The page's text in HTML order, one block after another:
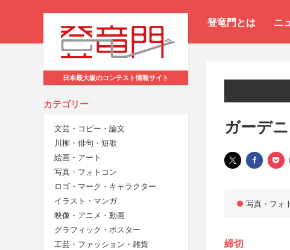
登竜門とは ニ
日本最大級のコンテスト情報サイト
カテゴリー
文芸・コピー・論文
川柳・俳句・短歌
絵画・アート
写真・フォトコン
ロゴ・マーク・キャラクター
イラスト・マンガ
映像・アニメ・動画
グラフィック・ポスター
工芸・ファッション・雑貨
ガーデ
写真・フォ
締切